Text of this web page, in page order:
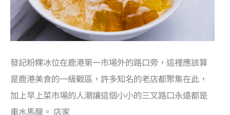
發記粉粿冰位在鹿港第一市場外的路口旁，這裡應該算
是鹿港美食的一級戰區，許多知名的老店都聚集在此，
加上早上菜市場的人潮讓這個小小的三叉路口永遠都是
車水馬龍。 店家